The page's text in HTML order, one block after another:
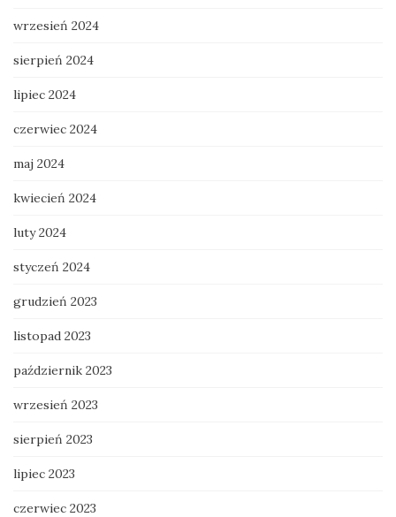
wrzesień 2024
sierpień 2024
lipiec 2024
czerwiec 2024
maj 2024
kwiecień 2024
luty 2024
styczeń 2024
grudzień 2023
listopad 2023
październik 2023
wrzesień 2023
sierpień 2023
lipiec 2023
czerwiec 2023